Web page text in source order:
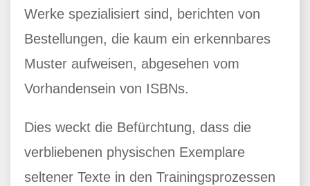
Werke spezialisiert sind, berichten von
Bestellungen, die kaum ein erkennbares
Muster aufweisen, abgesehen vom
Vorhandensein von ISBNs.
Dies weckt die Befürchtung, dass die
verbliebenen physischen Exemplare
seltener Texte in den Trainingsprozessen